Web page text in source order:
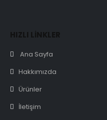
HIZLI LİNKLER
Ana Sayfa
Hakkımızda
Ürünler
İletişim